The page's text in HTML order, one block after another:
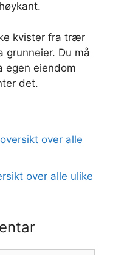
kvister fra trær
grunneier. Du må
egen eiendom
det.
over alle
over alle ulike